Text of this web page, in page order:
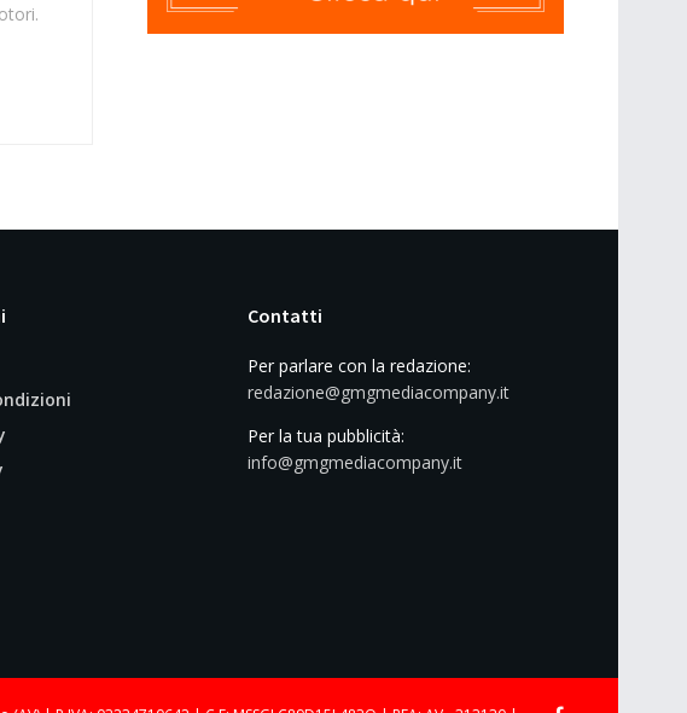
Contatti
Per parlare con la redazione:
redazione@gmgmediacompany.it
Per la tua pubblicità:
info@gmgmediacompany.it